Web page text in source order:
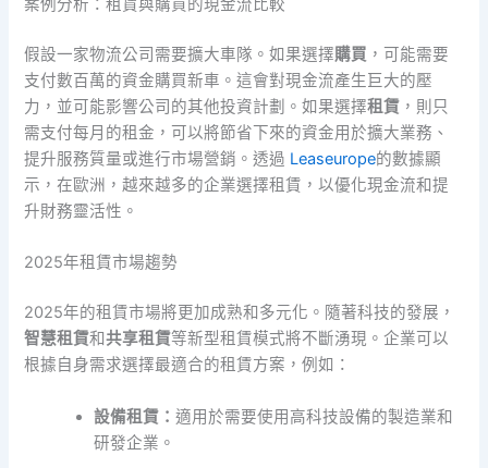
案例分析：租賃與購買的現金流比較
假設一家物流公司需要擴大車隊。如果選擇購買 ，可能需要
支付數百萬的資金購買新車。這會對現金流產生巨大的壓
力，並可能影響公司的其他投資計劃。如果選擇租賃 ，則只
需支付每月的租金，可以將節省下來的資金用於擴大業務、
提升服務質量或進行市場營銷。透過 Leaseurope的數據顯
示，在歐洲，越來越多的企業選擇租賃，以優化現金流和提
升財務靈活性。
2025年租賃市場趨勢
2025年的租賃市場將更加成熟和多元化。隨著科技的發展，
智慧租賃和共享租賃等新型租賃模式將不斷湧現。企業可以
根據自身需求選擇最適合的租賃方案，例如：
設備租賃：適用於需要使用高科技設備的製造業和
研發企業。